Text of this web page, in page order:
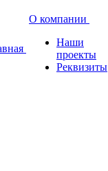
О компании
Наши
проекты
Реквизиты